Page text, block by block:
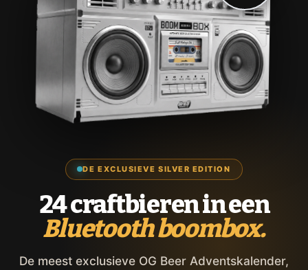
DE EXCLUSIEVE SILVER EDITION
24 craftbieren in een
Bluetooth boombox.
De meest exclusieve OG Beer Adventskalender,